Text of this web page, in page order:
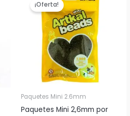
¡Oferta!
Paquetes Mini 2.6mm
Paquetes Mini 2,6mm por